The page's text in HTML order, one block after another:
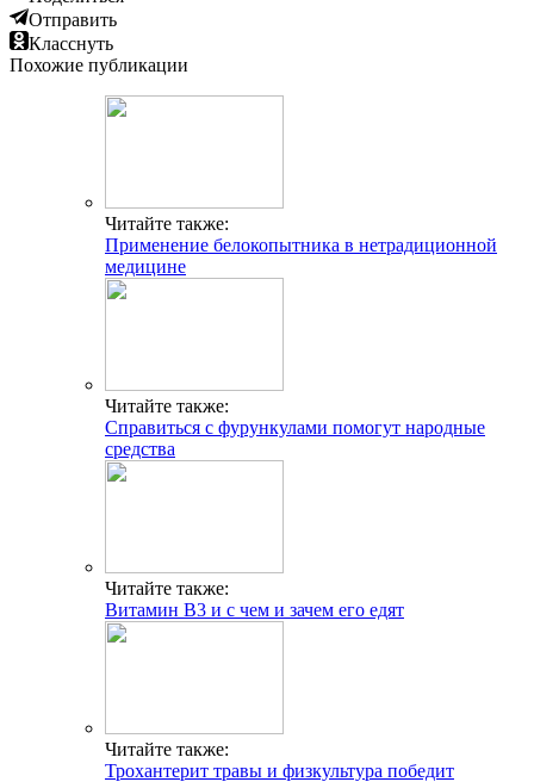
Отправить
Класснуть
Похожие публикации
Читайте также:
Применение белокопытника в нетрадиционной
медицине
Читайте также:
Справиться с фурункулами помогут народные
средства
Читайте также:
Витамин В3 и с чем и зачем его едят
Читайте также:
Трохантерит травы и физкультура победит